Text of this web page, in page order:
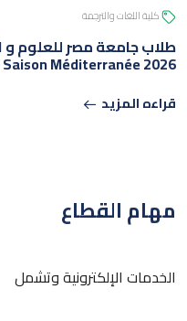
كلية اللغات والترجمة
طلاب جامعة مصر للعلوم
Méditerranée 2026…
قراءه المزيد
مهام القطاع
الخدمات الإلكترونية وتشمل